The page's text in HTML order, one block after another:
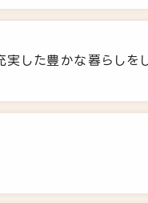
実した豊かな暮らしを